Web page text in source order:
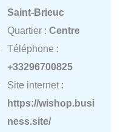
Saint-Brieuc
Quartier : Centre
Téléphone :
+33296700825
Site internet :
https://wishop.busi
ness.site/